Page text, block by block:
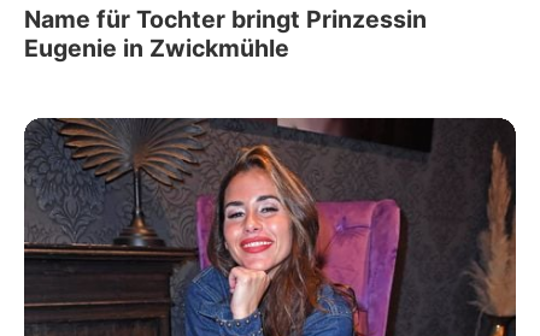
Name für Tochter bringt Prinzessin
Eugenie in Zwickmühle